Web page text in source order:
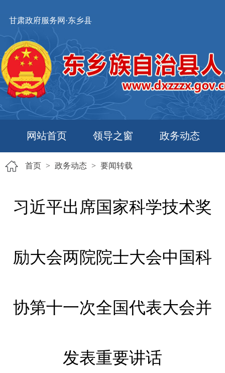
甘肃政府服务网·东乡县
网站首页 领导之窗 政务动态
首页 > 政务动态 > 要闻转载
习近平出席国家科学技术奖
励大会两院院士大会中国科
协第十一次全国代表大会并
发表重要讲话